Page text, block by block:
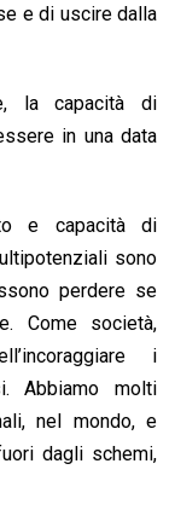
e di uscire dalla
la capacità di
in una data
e capacità di
sono
perdere se
Come società,
i
Abbiamo molti
nel mondo, e
dagli schemi,